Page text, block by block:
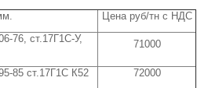
Цена руб/тн с НДС
76, ст.17Г1С-У,
71000
85 ст.17Г1С К52
72000